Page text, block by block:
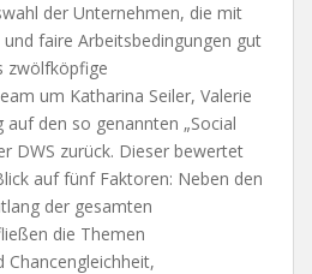
der Unternehmen, die mit
faire Arbeitsbedingungen gut
zwölfköpfige
um Katharina Seiler, Valerie
auf den so genannten „Social
DWS zurück. Dieser bewertet
auf fünf Faktoren: Neben den
der gesamten
die Themen
Chancengleichheit,